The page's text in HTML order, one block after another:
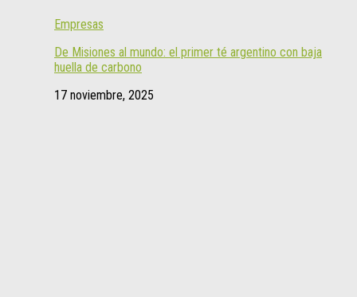
Empresas
De Misiones al mundo: el primer té argentino con baja
huella de carbono
17 noviembre, 2025